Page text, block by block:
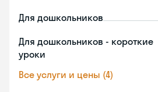
Для дошкольников
Для дошкольников - короткие
уроки
Все услуги и цены (4)